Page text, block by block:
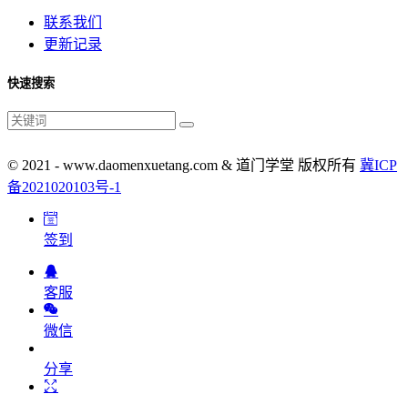
联系我们
更新记录
快速搜索
© 2021 - www.daomenxuetang.com & 道门学堂 版权所有 冀ICP
备2021020103号-1
签到
客服
微信
分享